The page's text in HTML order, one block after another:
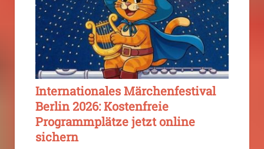
Internationales Märchenfestival
Berlin 2026: Kostenfreie
Programmplätze jetzt online
sichern